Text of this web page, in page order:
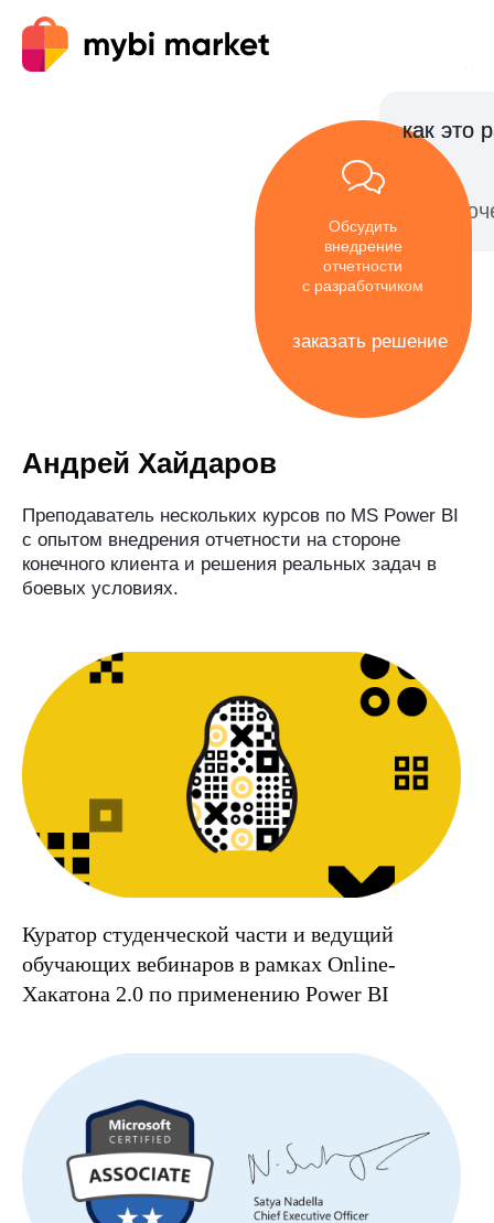
как это
как это
заказать решение
Андрей Хайдаров
Обсудить
внедрение
отчетности
с разработчиком
Преподаватель нескольких курсов по MS Power BI
с опытом внедрения отчетности на стороне
конечного клиента и решения реальных задач в
боевых условиях.
Куратор студенческой части и ведущий
обучающих вебинаров в рамках Online-
Хакатона 2.0 по применению Power BI